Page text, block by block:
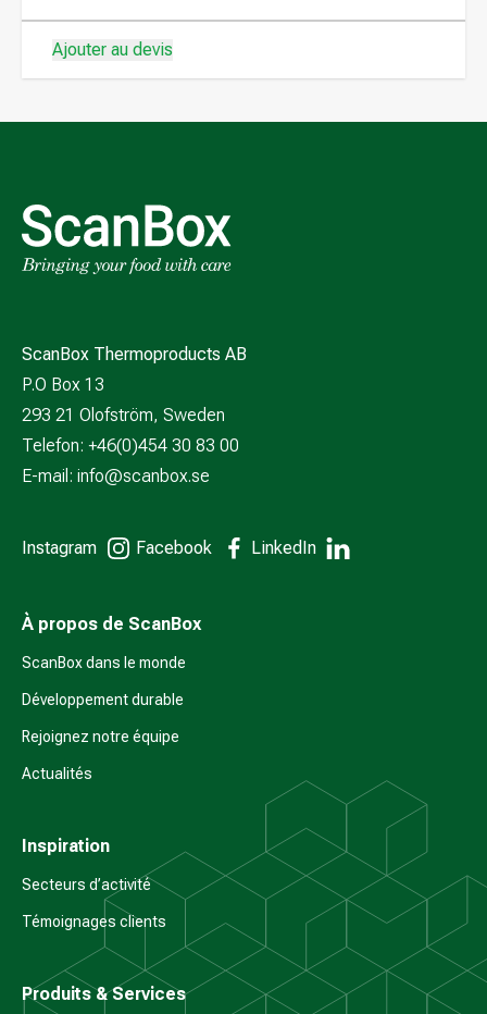
Ajouter au devis
ScanBox Thermoproducts AB
P.O Box 13
293 21 Olofström, Sweden
Telefon: +46(0)454 30 83 00
E-mail: info@scanbox.se
Instagram Facebook LinkedIn
À propos de ScanBox
ScanBox dans le monde
Développement durable
Rejoignez notre équipe
Actualités
Inspiration
Secteurs d’activité
Témoignages clients
Produits & Services